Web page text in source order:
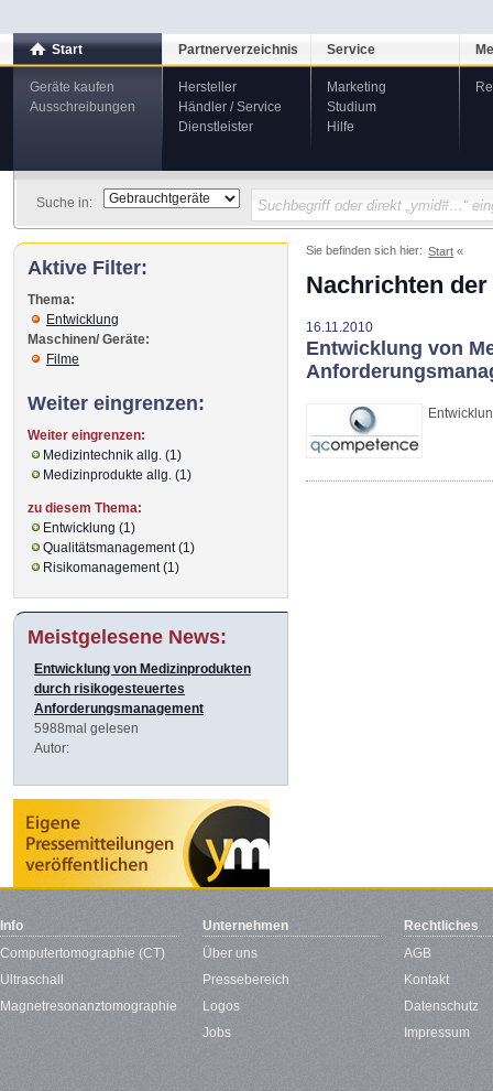
Start
Geräte kaufen
Ausschreibungen
Partnerverzeichnis
Hersteller
Händler / Service
Dienstleister
Service
Marketing
Studium
Hilfe
Suche in:
Sie befinden sich hier: Start
Nachrichten
16.11.2010
Entwicklung von
Aktive Filter:
Thema:
Entwicklung
Maschinen/ Geräte:
Filme
Weiter eingrenzen:
Weiter eingrenzen:
Medizintechnik allg. (1)
Medizinprodukte allg. (1)
zu diesem Thema:
Entwicklung (1)
Qualitätsmanagement (1)
Risikomanagement (1)
Meistgelesene News:
Entwicklung von Medizinprodukten
durch risikogesteuertes
Anforderungsmanagement
5988mal gelesen
Autor:
Info
Computertomographie (CT)
Ultraschall
Magnetresonanztomographie
Unternehmen
Über uns
Pressebereich
Logos
Jobs
Rechtliches
AGB
Kontakt
Datenschutz
Impressum